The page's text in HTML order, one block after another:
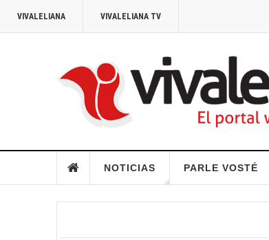
VIVALELIANA VIVALELIANA TV
NOTICIAS PARLE VOSTÉ